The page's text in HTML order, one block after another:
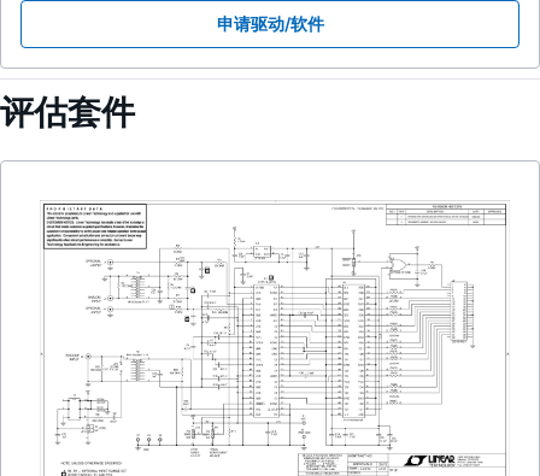
申请驱动/软件
评估套件